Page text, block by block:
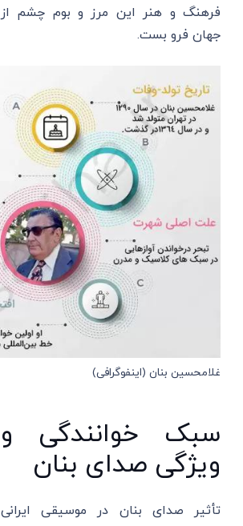
فرهنگ و هنر این مرز و بوم چشم از
جهان فرو بست.
غلامحسین بنان (اینفوگرافی)
سبک خوانندگی و
ویژگی صدای بنان
تأثیر صدای بنان در موسیقی ایرانی